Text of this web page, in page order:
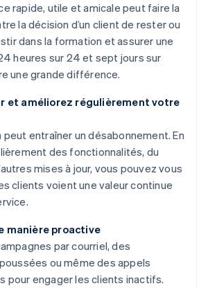
rapide, utile et amicale peut faire la
la décision d’un client de rester ou
dans la formation et assurer une
heures sur 24 et sept jours sur
une grande différence.
et améliorez régulièrement votre
entraîner un désabonnement. En
des fonctionnalités, du
mises à jour, vous pouvez vous
clients voient une valeur continue
manière proactive
par courriel, des
ou même des appels
pour engager les clients inactifs.